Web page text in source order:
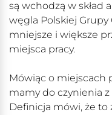
są wchodzą w skład
węgla Polskiej Grupy
mniejsze i większe
miejsca pracy.
Mówiąc o miejscach
mamy do czynienia
Definicja mówi, że to